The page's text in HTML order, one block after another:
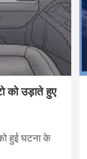
उड़ाते हुए
हुई घटना के